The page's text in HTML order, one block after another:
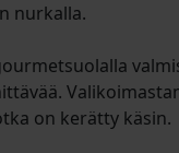
nurkalla.
on kerätty käsin.